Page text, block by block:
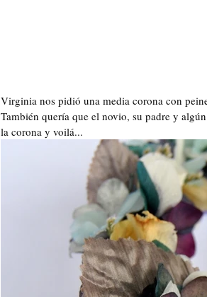
Virginia nos pidió una media corona con
También quería que el novio, su padre y
la corona y voilá...